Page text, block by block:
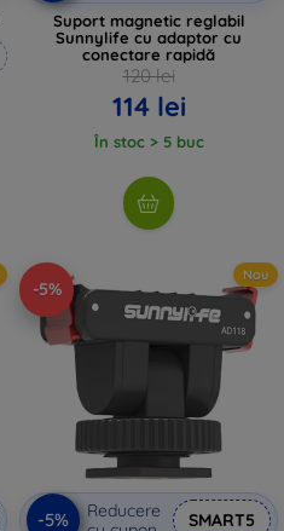
Suport magnetic reglabil
Sunnylife cu adaptor cu
conectare rapidă
120 lei
114 lei
În stoc > 5 buc
-5%
Nou
-5%
Reducere
SMART5